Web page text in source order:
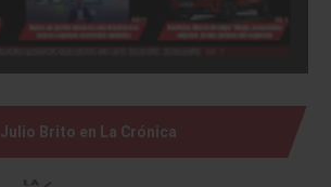
Julio Brito en La Crónica